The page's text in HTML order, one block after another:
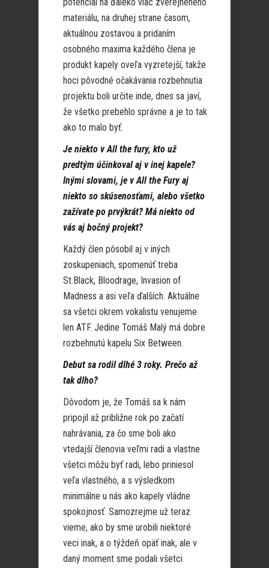
materiálu, na druhej strane časom,
aktuálnou zostavou a pridaním
osobného maxima každého člena je
produkt kapely oveľa vyzretejší, takže
hoci pôvodné očakávania rozbehnutia
projektu boli určite inde, dnes sa javí,
že všetko prebehlo správne a je to tak
ako to malo byť.
Je niekto v All the fury, kto už
predtým účinkoval aj v inej kapele?
Inými slovami, je v All the Fury aj
niekto so skúsenosťami, alebo všetko
zažívate po prvýkrát? Má niekto od
vás aj bočný projekt?
Každý člen pôsobil aj v iných
zoskupeniach, spomenúť treba
St.Black, Bloodrage, Invasion of
Madness a asi veľa ďalších. Aktuálne
sa všetci okrem vokalistu venujeme
len ATF. Jedine Tomáš Malý má dobre
rozbehnutú kapelu Six Between.
Debut sa rodil dlhé 3 roky. Prečo až
tak dlho?
Dôvodom je, že Tomáš sa k nám
pripojil až približne rok po začatí
nahrávania, za čo sme boli ako
vtedajší členovia veľmi radi a vlastne
všetci môžu byť radi, lebo priniesol
veľa vlastného, a s výsledkom
minimálne u nás ako kapely vládne
spokojnosť. Samozrejme už teraz
vieme, ako by sme urobili niektoré
veci inak, a o týždeň opäť inak, ale v
daný moment sme podali všetci